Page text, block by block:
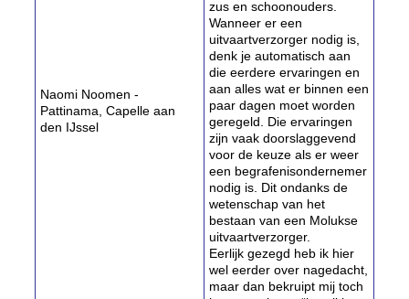
Naomi Noomen -
Pattinama, Capelle aan
den IJssel
zus en schoonouders.
Wanneer er een
uitvaartverzorger nodig is,
denk je automatisch aan
die eerdere ervaringen en
aan alles wat er binnen een
paar dagen moet worden
geregeld. Die ervaringen
zijn vaak doorslaggevend
voor de keuze als er weer
een begrafenisondernemer
nodig is. Dit ondanks de
wetenschap van het
bestaan van een Molukse
uitvaartverzorger.
Eerlijk gezegd heb ik hier
wel eerder over nagedacht,
maar dan bekruipt mij toch